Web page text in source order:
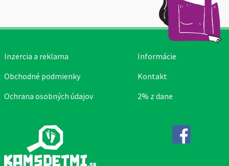
Inzercia a reklama
Obchodné podmienky
Ochrana osobných údajov
Informácie
Kontakt
2% z dane